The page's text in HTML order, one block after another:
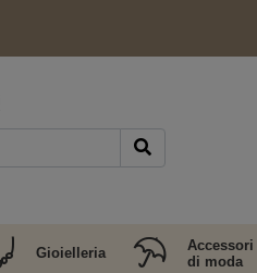
Gioielleria
Accessori
di moda